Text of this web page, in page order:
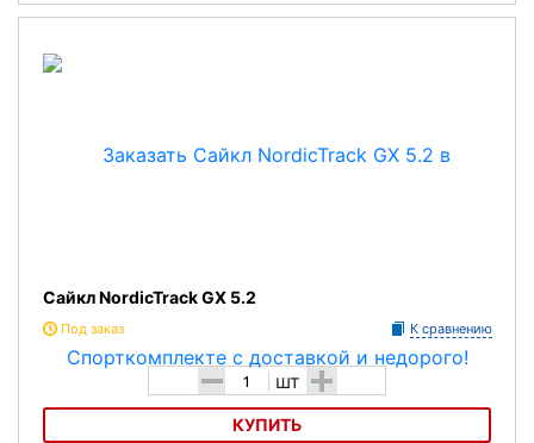
Велотренажер сайкл Pro-Form PF 320 SPX
Сайкл NordicTrack GX 5.2
Под заказ К сравнению
- шт +
КУПИТЬ